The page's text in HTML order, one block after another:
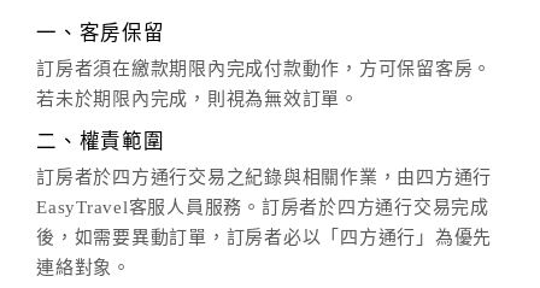
一、客房保留
訂房者須在繳款期限內完成付款動作，方可保留客房。
若未於期限內完成，則視為無效訂單。
二、權責範圍
訂房者於四方通行交易之紀錄與相關作業，由四方通行
EasyTravel客服人員服務。訂房者於四方通行交易完成
後，如需要異動訂單，訂房者必以「四方通行」為優先
連絡對象。